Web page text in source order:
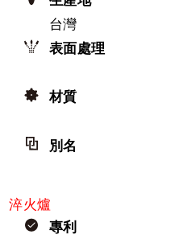
台灣
表面處理
材質
別名
淬火爐
專利